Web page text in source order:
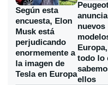
Según esta
encuesta, Elon
Musk está
perjudicando
enormemente a
la imagen de
Tesla en Europa
nuevos
todo lo
ellos